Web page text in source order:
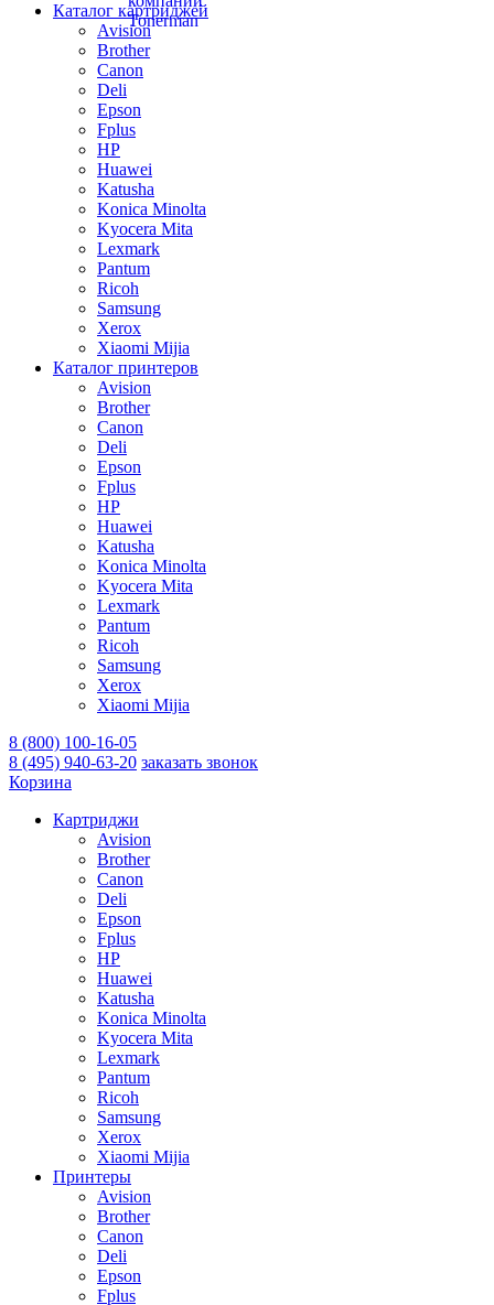
Каталог картриджей
Avision
Brother
Canon
Deli
Epson
Fplus
HP
Huawei
Katusha
Konica Minolta
Kyocera Mita
Lexmark
Pantum
Ricoh
Samsung
Xerox
Xiaomi Mijia
Каталог принтеров
Avision
Brother
Canon
Deli
Epson
Fplus
HP
Huawei
Katusha
Konica Minolta
Kyocera Mita
Lexmark
Pantum
Ricoh
Samsung
Xerox
Xiaomi Mijia
8 (800) 100-16-05
8 (495) 940-63-20 заказать звонок
Корзина
Картриджи
Avision
Brother
Canon
Deli
Epson
Fplus
HP
Huawei
Katusha
Konica Minolta
Kyocera Mita
Lexmark
Pantum
Ricoh
Samsung
Xerox
Xiaomi Mijia
Принтеры
Avision
Brother
Canon
Deli
Epson
Fplus